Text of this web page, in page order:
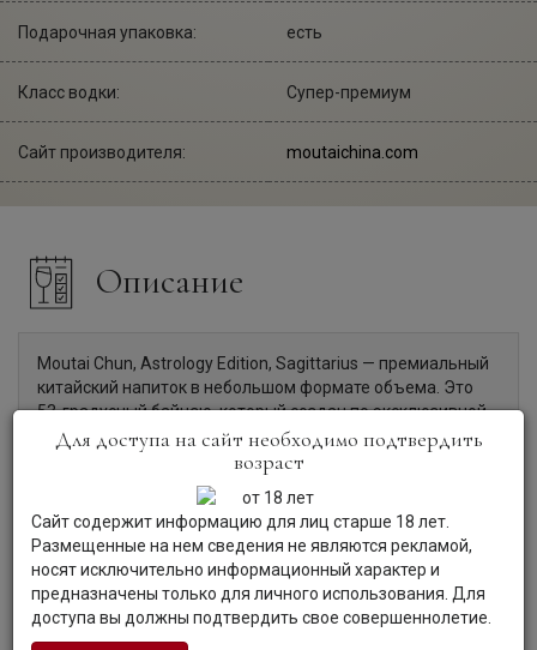
Подарочная упаковка: есть
Класс водки: Супер-премиум
Сайт производителя: moutaichina.com
Описание
Moutai Chun, Astrology Edition, Sagittarius — премиальный
китайский напиток в небольшом формате объема. Это
53-градусный байцзю, который создан по эксклюзивной
технологии Маотай из такого сырья, как сорго и пшеница.
Каждый может найти свой знак зодиака в Созвездии
Маотай. Новая технология изготовления бутылки
подходит для повторного использования и отражает
важность защиты окружающей среды. Это памятный
подарок имениннику, рожденному под знаком Стрельца.
Для доступа на сайт необходимо подтвердить
возраст
Сайт содержит информацию для лиц старше 18 лет.
Размещенные на нем сведения не являются рекламой,
носят исключительно информационный характер и
предназначены только для личного использования. Для
доступа вы должны подтвердить свое совершеннолетие.